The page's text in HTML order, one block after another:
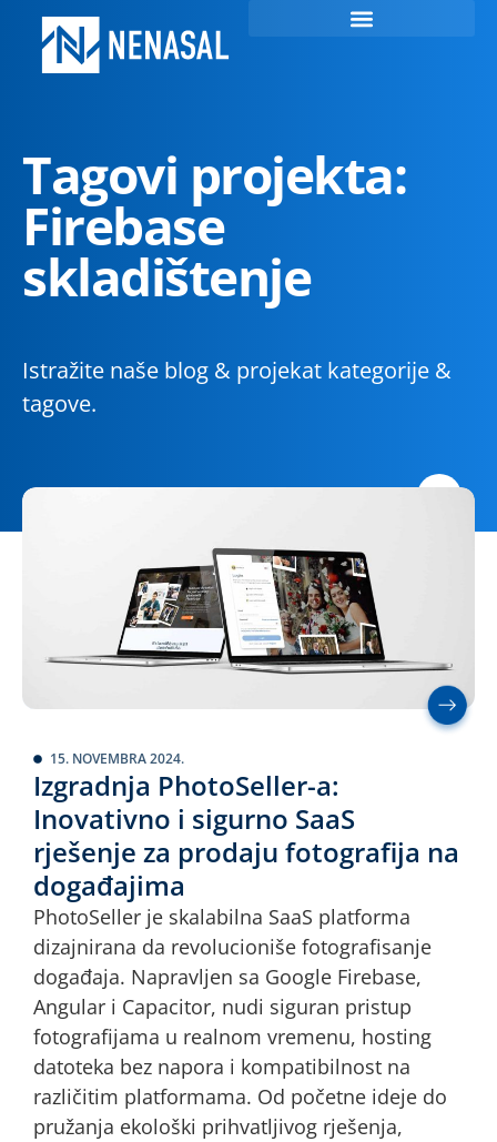
Tagovi projekta:
Firebase
skladištenje
Istražite naše blog & projekat kategorije &
tagove.
15. NOVEMBRA 2024.
Izgradnja PhotoSeller-a:
Inovativno i sigurno SaaS
rješenje za prodaju fotografija na
događajima
PhotoSeller je skalabilna SaaS platforma
dizajnirana da revolucioniše fotografisanje
događaja. Napravljen sa Google Firebase,
Angular i Capacitor, nudi siguran pristup
fotografijama u realnom vremenu, hosting
datoteka bez napora i kompatibilnost na
različitim platformama. Od početne ideje do
pružanja ekološki prihvatljivog rješenja,